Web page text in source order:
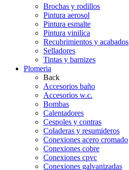
Brochas y rodillos
Pintura aerosol
Pintura esmalte
Pintura vinilica
Recubrimientos y acabados
Selladores
Tintas y barnizes
Plomeria
Back
Accesorios baño
Accesorios w.c.
Bombas
Calentadores
Cespoles y contras
Coladeras y resumideros
Conexiones acero cromado
Conexiones cobre
Conexiones cpvc
Conexiones galvanizadas